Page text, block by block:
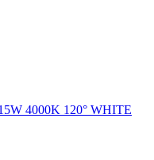
4000K 120° WHITE